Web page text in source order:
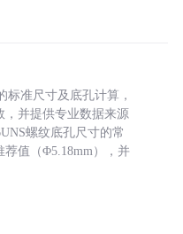
标准尺寸及底孔计算，
，并提供专业数据来源
螺纹底孔尺寸的常
荐值（Φ5.18mm），并